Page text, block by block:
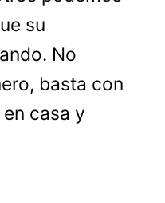
su
No
basta con
casa y